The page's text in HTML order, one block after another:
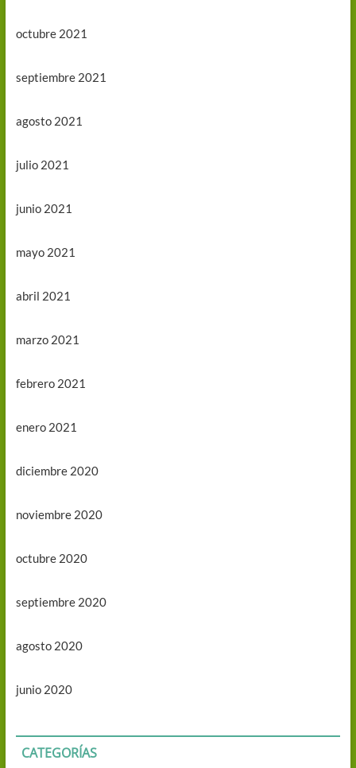
octubre 2021
septiembre 2021
agosto 2021
julio 2021
junio 2021
mayo 2021
abril 2021
marzo 2021
febrero 2021
enero 2021
diciembre 2020
noviembre 2020
octubre 2020
septiembre 2020
agosto 2020
junio 2020
CATEGORÍAS